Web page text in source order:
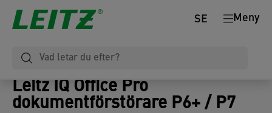
Meny
SE
Leitz IQ Office Pro
dokumentförstörare P6+ / P7